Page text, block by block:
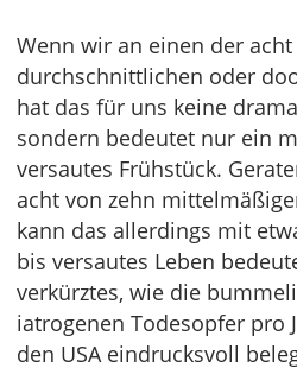
Wenn wir an einen der acht
durchschnittlichen oder
hat das für uns keine
sondern bedeutet nur ein
versautes Frühstück.
acht von zehn
kann das allerdings mit
bis versautes Leben
verkürztes, wie die
iatrogenen Todesopfer pro
den USA eindrucksvoll